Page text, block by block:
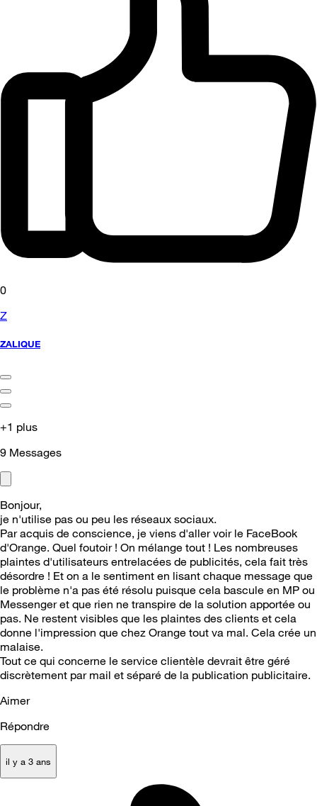
0
Z
ZALIQUE
+1 plus
9 Messages
Bonjour,
je n'utilise pas ou peu les réseaux sociaux.
Par acquis de conscience, je viens d'aller voir le FaceBook
d'Orange. Quel foutoir ! On mélange tout ! Les nombreuses
plaintes d'utilisateurs entrelacées de publicités, cela fait très
désordre ! Et on a le sentiment en lisant chaque message que
le problème n'a pas été résolu puisque cela bascule en MP ou
Messenger et que rien ne transpire de la solution apportée ou
pas. Ne restent visibles que les plaintes des clients et cela
donne l'impression que chez Orange tout va mal. Cela crée un
malaise.
Tout ce qui concerne le service clientèle devrait être géré
discrètement par mail et séparé de la publication publicitaire.
Aimer
Répondre
il y a 3 ans